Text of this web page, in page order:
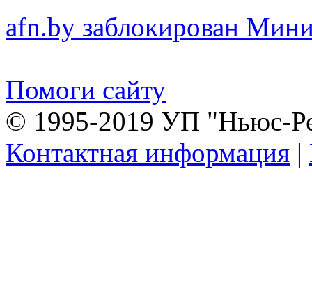
afn.by заблокирован
Помоги сайту
© 1995-2019 УП "Ньюс-
Контактная информация |